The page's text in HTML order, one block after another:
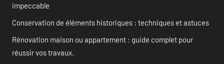
impeccable
Conservation de éléments historiques : techniques et astuces
Rénovation maison ou appartement : guide complet pour
réussir vos travaux.